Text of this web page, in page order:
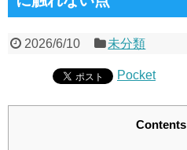
2026/6/10 未分類
Pocket
Contents